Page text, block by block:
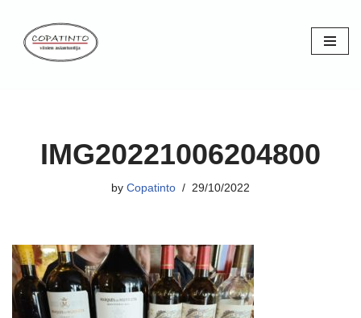
Skip
IMG20221006204800
by Copatinto 29/10/2022